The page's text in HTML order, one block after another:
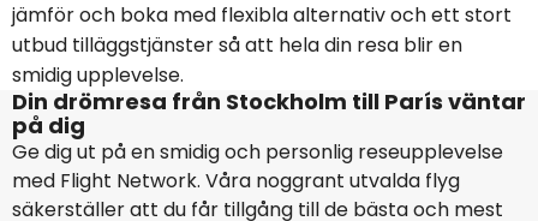
jämför och boka med flexibla alternativ och ett stort
utbud tilläggstjänster så att hela din resa blir en
smidig upplevelse.
Din drömresa från Stockholm till París väntar
på dig
Ge dig ut på en smidig och personlig reseupplevelse
med Flight Network. Våra noggrant utvalda flyg
säkerställer att du får tillgång till de bästa och mest